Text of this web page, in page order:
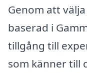
Genom att
baserad i
tillgång till
som känner till